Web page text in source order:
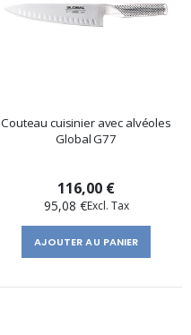
Couteau cuisinier avec alvéoles
Global G77
116,00 €
95,08 €
AJOUTER AU PANIER